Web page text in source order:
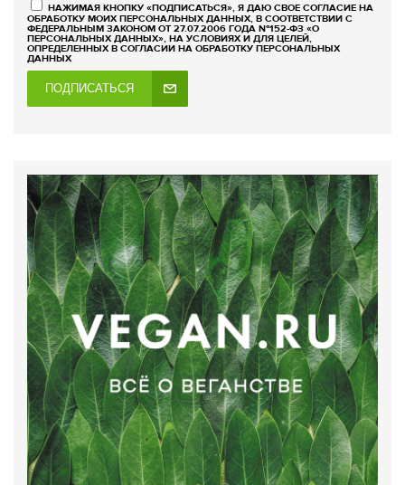
НАЖИМАЯ КНОПКУ «ПОДПИСАТЬСЯ», Я ДАЮ СВОЕ СОГЛАСИЕ НА
ОБРАБОТКУ МОИХ ПЕРСОНАЛЬНЫХ ДАННЫХ, В СООТВЕТСТВИИ С
ФЕДЕРАЛЬНЫМ ЗАКОНОМ ОТ 27.07.2006 ГОДА №152-ФЗ «О
ПЕРСОНАЛЬНЫХ ДАННЫХ», НА УСЛОВИЯХ И ДЛЯ ЦЕЛЕЙ,
ОПРЕДЕЛЕННЫХ В СОГЛАСИИ НА ОБРАБОТКУ ПЕРСОНАЛЬНЫХ
ДАННЫХ
ПОДПИСАТЬСЯ